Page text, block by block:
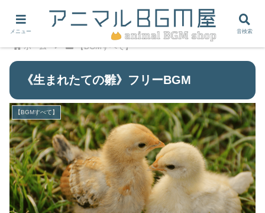
ホーム 【BGMすべて】
《生まれたての雛》フリーBGM
【BGMすべて】
メニュー 音検索